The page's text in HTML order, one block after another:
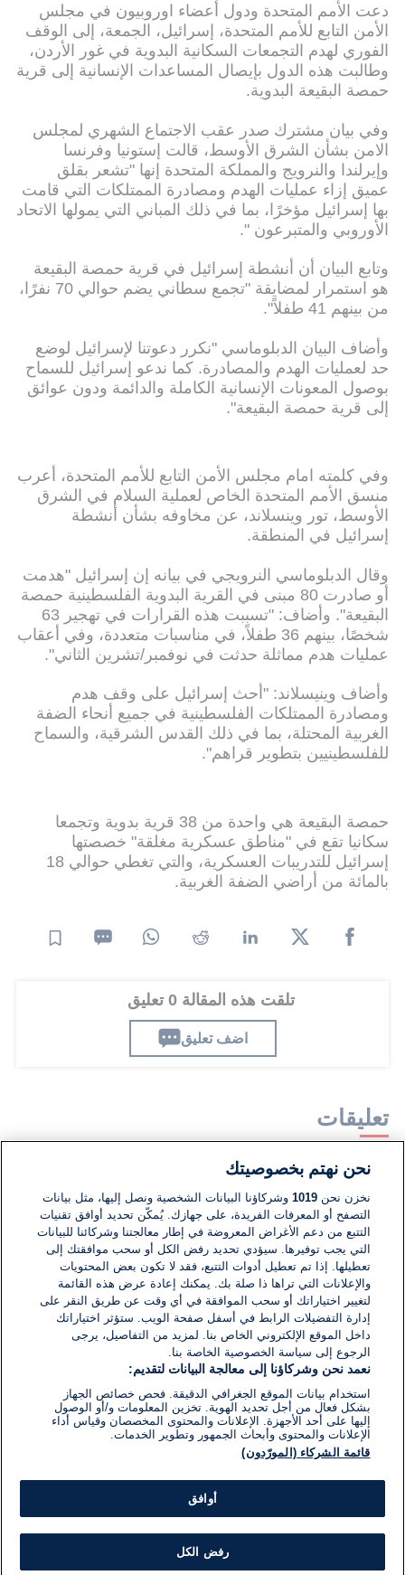
دعت الأمم المتحدة ودول أعضاء اوروبيون في مجلس
الأمن التابع للأمم المتحدة، إسرائيل، الجمعة، إلى الوقف
الفوري لهدم التجمعات السكانية البدوية في غور الأردن،
وطالبت هذه الدول بإيصال المساعدات الإنسانية إلى قرية
حمصة البقيعة البدوية.
وفي بيان مشترك صدر عقب الاجتماع الشهري لمجلس
الامن بشأن الشرق الأوسط، قالت إستونيا وفرنسا
وإيرلندا والنرويج والمملكة المتحدة إنها "تشعر بقلق
عميق إزاء عمليات الهدم ومصادرة الممتلكات التي قامت
بها إسرائيل مؤخرًا، بما في ذلك المباني التي يمولها الاتحاد
الأوروبي والمتبرعون ".
وتابع البيان أن أنشطة إسرائيل في قرية حمصة البقيعة
هو استمرار لمضايقة "تجمع سطاني يضم حوالي 70 نفرًا،
من بينهم 41 طفلاً".
وأضاف البيان الدبلوماسي "نكرر دعوتنا لإسرائيل لوضع
حد لعمليات الهدم والمصادرة. كما ندعو إسرائيل للسماح
بوصول المعونات الإنسانية الكاملة والدائمة ودون عوائق
إلى قرية حمصة البقيعة".
وفي كلمته امام مجلس الأمن التابع للأمم المتحدة، أعرب
منسق الأمم المتحدة الخاص لعملية السلام في الشرق
الأوسط، تور وينسلاند، عن مخاوفه بشأن أنشطة
إسرائيل في المنطقة.
وقال الدبلوماسي النرويجي في بيانه إن إسرائيل "هدمت
أو صادرت 80 مبنى في القرية البدوية الفلسطينية حمصة
البقيعة". وأضاف: "تسببت هذه القرارات في تهجير 63
شخصًا، بينهم 36 طفلاً، في مناسبات متعددة، وفي أعقاب
عمليات هدم مماثلة حدثت في نوفمبر/تشرين الثاني".
وأضاف وينيسلاند: "أحث إسرائيل على وقف هدم
ومصادرة الممتلكات الفلسطينية في جميع أنحاء الضفة
الغربية المحتلة، بما في ذلك القدس الشرقية، والسماح
للفلسطينيين بتطوير قراهم".
حمصة البقيعة هي واحدة من 38 قرية بدوية وتجمعا
سكانيا تقع في "مناطق عسكرية مغلقة" خصصتها
إسرائيل للتدريبات العسكرية، والتي تغطي حوالي 18
بالمائة من أراضي الضفة الغربية.
تلقت هذه المقالة 0 تعليق
اضف تعليق
تعليقات
لا توجد تعليقات مكتوبة حتى الآن. كن الأول!
اكتب تعليقًا جديدًا ...
نحن نهتم بخصوصيتك
نخزن نحن1019 وشركاؤنا البيانات الشخصية ونصل إليها، مثل بيانات
التصفح أو المعرفات الفريدة، على جهازك. يُمكّن تحديد أوافق تقنيات
التتبع من دعم الأغراض المعروضة في إطار معالجتنا وشركائنا للبيانات
التي يجب توفيرها. سيؤدي تحديد رفض الكل أو سحب موافقتك إلى
تعطيلها. إذا تم تعطيل أدوات التتبع، فقد لا تكون بعض المحتويات
والإعلانات التي تراها ذا صلة بك. يمكنك إعادة عرض هذه القائمة
لتغيير اختياراتك أو سحب الموافقة في أي وقت عن طريق النقر على
إدارة التفضيلات الرابط في أسفل صفحة الويب. ستؤثر اختياراتك
داخل الموقع الإلكتروني الخاص بنا. لمزيد من التفاصيل، يرجى
الرجوع إلى سياسة الخصوصية الخاصة بنا.
نعمد نحن وشركاؤنا إلى معالجة البيانات لتقديم:
استخدام بيانات الموقع الجغرافي الدقيقة. فحص خصائص الجهاز
بشكل فعال من أجل تحديد الهوية. تخزين المعلومات و/أو الوصول
إليها على أحد الأجهزة. الإعلانات والمحتوى المخصصان وقياس أداء
الإعلانات والمحتوى وأبحاث الجمهور وتطوير الخدمات.
قائمة الشركاء (المورّدون)
أوافق
رفض الكل